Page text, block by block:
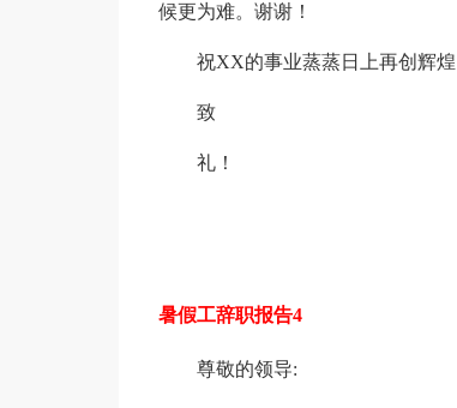
候更为难。谢谢！
祝XX的事业蒸蒸日上再创辉
致
礼！
暑假工辞职报告4
尊敬的领导: